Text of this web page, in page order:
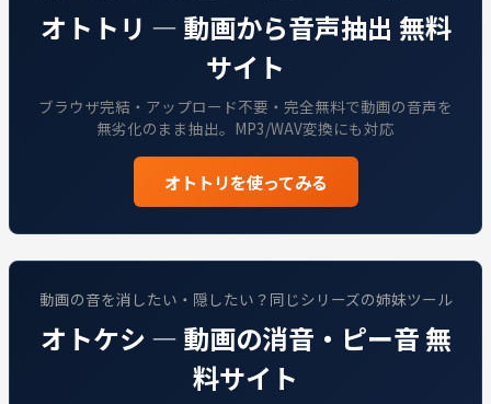
オトトリ — 動画から音声抽出 無料
サイト
ブラウザ完結・アップロード不要・完全無料で動画の音声を
無劣化のまま抽出。MP3/WAV変換にも対応
オトトリを使ってみる
動画の音を消したい・隠したい？同じシリーズの姉妹ツール
オトケシ — 動画の消音・ピー音 無
料サイト